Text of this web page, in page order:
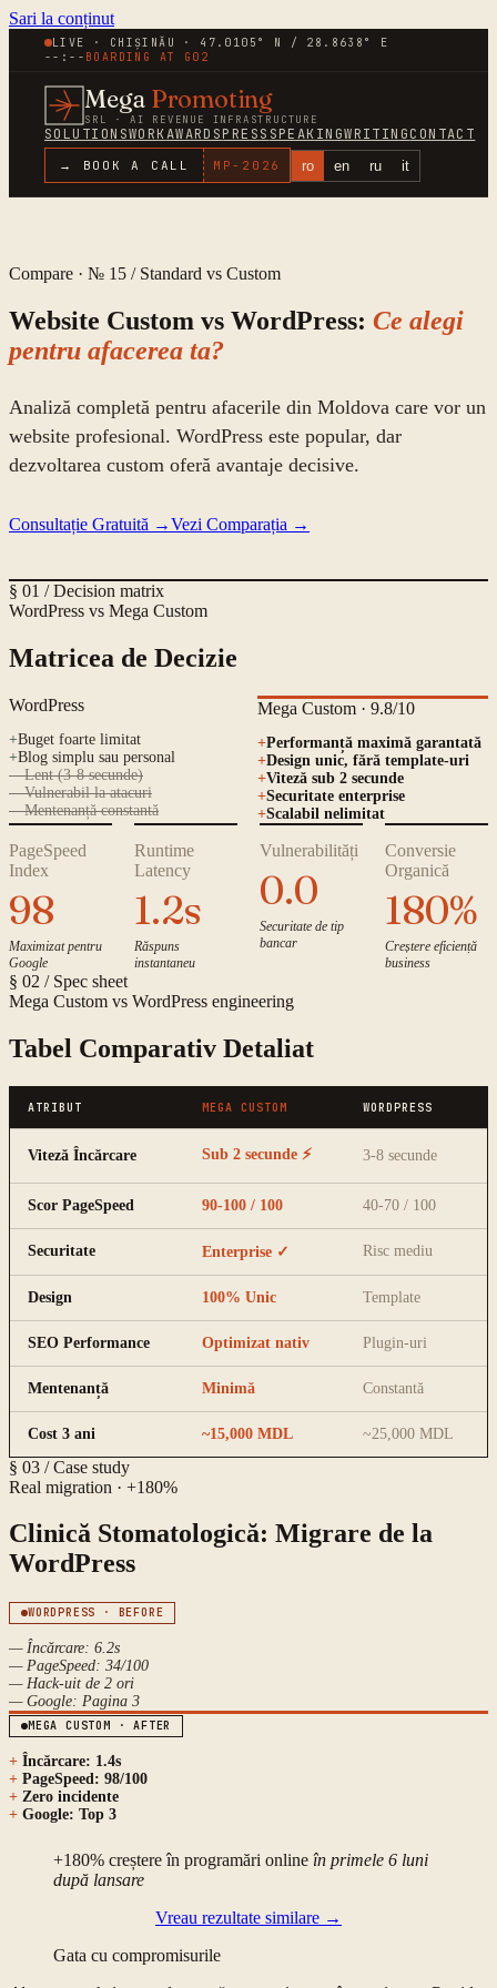
Sari la conținut
LIVE · CHIȘINĂU · 47.0105° N / 28.8638° E
--:-- BOARDING AT G02
Mega Promoting
SRL · AI REVENUE INFRASTRUCTURE
SOLUTIONSWORKAWARDSPRESS SPEAKINGWRITINGCONTACT
→ BOOK A CALL MP- 2026 ro en ru it
Compare · № 15 / Standard vs Custom
Website Custom vs WordPress: Ce alegi
pentru afacerea ta?
Analiză completă pentru afacerile din Moldova care vor un
website profesional. WordPress este popular, dar
dezvoltarea custom oferă avantaje decisive.
Consultație Gratuită →Vezi Comparația →
§ 01 / Decision matrix
WordPress vs Mega Custom
Matricea de Decizie
WordPress
+Buget foarte limitat
+Blog simplu sau personal
—Lent (3-8 secunde)
—Vulnerabil la atacuri
—Mentenanță constantă
Mega Custom · 9.8/10
+Performanță maximă garantată
+Design unic, fără template-uri
+Viteză sub 2 secunde
+Securitate enterprise
+Scalabil nelimitat
PageSpeed
Index
98
Maximizat pentru
Google
Runtime
Latency
1.2s
Răspuns
instantaneu
Vulnerabilități
0.0
Securitate de tip
bancar
Conversie
Organică
180%
Creștere eficiență
business
§ 02 / Spec sheet
Mega Custom vs WordPress engineering
Tabel Comparativ Detaliat
ATRIBUT MEGA CUSTOM WORDPRESS
Viteză Încărcare Sub 2 secunde ⚡ 3-8 secunde
Scor PageSpeed 90-100 / 100 40-70 / 100
Securitate Enterprise ✓ Risc mediu
Design 100% Unic Template
SEO Performance Optimizat nativ Plugin-uri
Mentenanță Minimă Constantă
Cost 3 ani ~15,000 MDL ~25,000 MDL
§ 03 / Case study
Real migration · +180%
Clinică Stomatologică: Migrare de la
WordPress
WORDPRESS · BEFORE
— Încărcare: 6.2s
— PageSpeed: 34/100
— Hack-uit de 2 ori
— Google: Pagina 3
MEGA CUSTOM · AFTER
+ Încărcare: 1.4s
+ PageSpeed: 98/100
+ Zero incidente
+ Google: Top 3
+180% creștere în programări online în primele 6 luni
după lansare
Vreau rezultate similare →
Gata cu compromisurile